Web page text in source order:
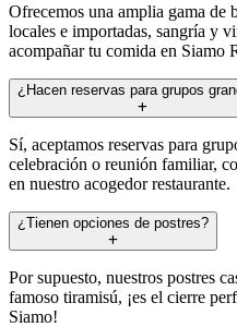
Ofrecemos una amplia gama de
locales e importadas, sangría y
acompañar tu comida en Siamo
¿Hacen reservas para grupos
Sí, aceptamos reservas para
celebración o reunión familiar,
en nuestro acogedor restaurante.
¿Tienen opciones de postres?
Por supuesto, nuestros postres
famoso tiramisú, ¡es el cierre
Siamo!